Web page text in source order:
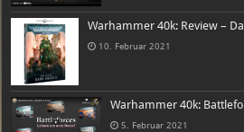
Warhammer 40k: Review –
10. Februar 2021
Warhammer 40k:
5. Februar 2021